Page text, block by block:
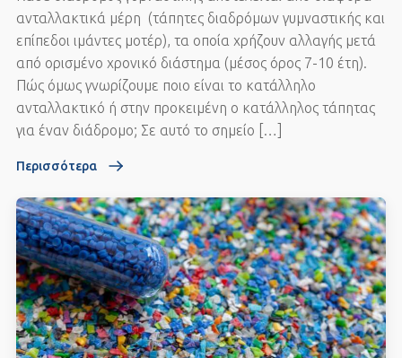
ανταλλακτικά μέρη (τάπητες διαδρόμων γυμναστικής και
επίπεδοι ιμάντες μοτέρ), τα οποία χρήζουν αλλαγής μετά
από ορισμένο χρονικό διάστημα (μέσος όρος 7-10 έτη).
Πώς όμως γνωρίζουμε ποιο είναι το κατάλληλο
ανταλλακτικό ή στην προκειμένη ο κατάλληλος τάπητας
για έναν διάδρομο; Σε αυτό το σημείο […]
Περισσότερα